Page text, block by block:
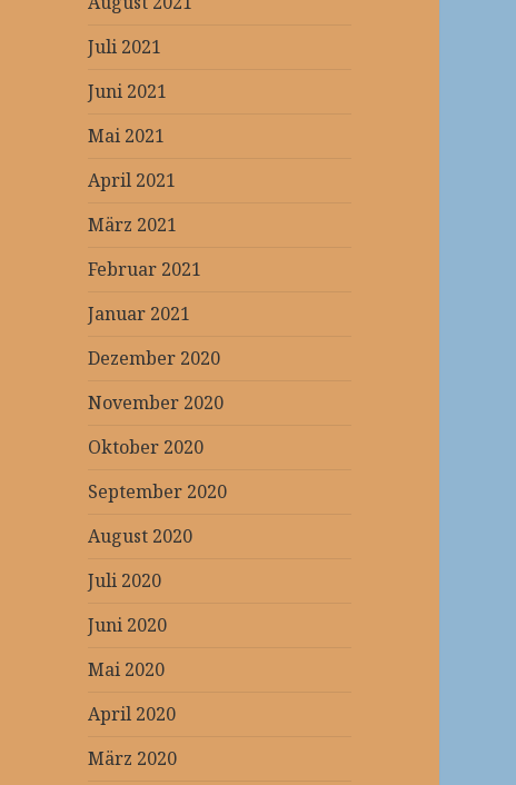
Juli 2021
Juni 2021
Mai 2021
April 2021
März 2021
Februar 2021
Januar 2021
Dezember 2020
November 2020
Oktober 2020
September 2020
August 2020
Juli 2020
Juni 2020
Mai 2020
April 2020
März 2020